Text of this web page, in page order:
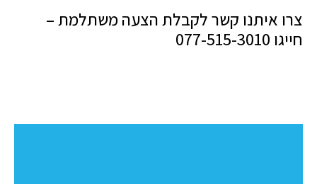
צרו איתנו קשר לקבלת הצעה משתלמת –
חייגו 077-515-3010